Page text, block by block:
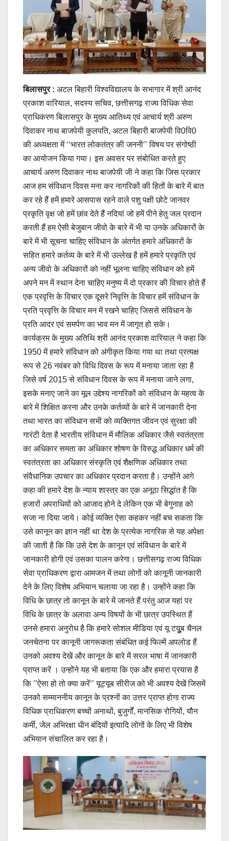
बिलासपुर : अटल बिहारी विश्वविद्यालय के सभागार में श्री आनंद
प्रकाश वारियाल, सदस्य सचिव, छत्तीसगढ़ राज्य विधिक सेवा
प्राधिकरण बिलासपुर के मुख्य आतिथ्य एवं आचार्य श्री अरुण
दिवाकर नाथ बाजपेयी कुलपति, अटल बिहारी बाजपेयी वि0वि0
की अध्यक्षता में ‘‘भारत लोकतंत्र की जननी’’ विषय पर संगोष्ठी
का आयोजन किया गया। इस अवसर पर संबोधित करते हुए
आचार्य अरुण दिवाकर नाथ बाजपेयी जी ने कहा कि जिस प्रकार
आज हम संविधान दिवस मना कर नागरिकों की हितों के बारे में बात
कर रहे हैं हमें हमारे आसपास रहने वाले पशु पक्षी छोटे जानवर
प्रकृति वृक्ष जो हमें छांव देते हैं नदियां जो हमें पीने हेतु जल प्रदान
करती हैं हम ऐसी बेजुबान जीवो के बारे में भी या उनके अधिकारों के
बारे में भी सूचना चाहिए संविधान के अंतर्गत हमारे अधिकारों के
सहित हमारे कर्तव्य के बारे में भी उल्लेख है हमें हमारे प्रकृति एवं
अन्य जीवो के अधिकारों को नहीं भूलना चाहिए संविधान को हमें
अपने मन में स्थान देना चाहिए मनुष्य में दो प्रकार की विचार होते हैं
एक प्रवृत्ति के विचार एक दूसरे निवृत्ति के विचार हमें संविधान के
प्रति प्रवृत्ति के विचार मन में रखने चाहिए जिससे संविधान के
प्रति आदर एवं समर्पण का भाव मन में जागृत हो सके।
कार्यक्रम के मुख्य अतिथि श्री आनंद प्रकाश वारियाल ने कहा कि
1950 में हमारे संविधान को अंगीकृत किया गया था तथा प्रत्यक्ष
रूप से 26 नवंबर को विधि दिवस के रूप में मनाया जाता रहा है
जिसे वर्ष 2015 से संविधान दिवस के रूप में मनाया जाने लगा,
इसके मनाए जाने का मूल उद्देश्य नागरिकों को संविधान के महत्व के
बारे में शिक्षित करना और उनके कर्तव्यों के बारे में जानकारी देना
तथा भारत का संविधान सभी को व्यक्तिगत जीवन एवं सुरक्षा की
गारंटी देता है भारतीय संविधान में मौलिक अधिकार जैसे स्वतंत्रता
का अधिकार समता का अधिकार शोषण के विरुद्ध अधिकार धर्म की
स्वतंत्रता का अधिकार संस्कृति एवं शैक्षणिक अधिकार तथा
संवैधानिक उपचार का अधिकार प्रदान करता है। उन्होंने आगे
कहा की हमारे देश के न्याय शास्त्र का एक अनूठा सिद्धांत है कि
हजारों अपराधियों को आजाद होने दे लेकिन एक भी बेगुनाह को
सजा ना दिया जाये। कोई व्यक्ति ऐसा कहकर नहीं बच सकता कि
उसे कानून का ज्ञान नहीं था देश के प्रत्येक नागरिक से यह अपेक्षा
की जाती है कि कि उसे देश के कानून एवं संविधान के बारे में
जानकारी होगी एवं उसका पालन करेगा। छत्तीसगढ़ राज्य विधिक
सेवा प्राधिकरण द्वारा आमजन में तथा लोगों को कानूनी जानकारी
देने के लिए विशेष अभियान चलाया जा रहा है। उन्होंने कहा कि
विधि के छात्र तो कानून के बारे में जानते हैं परंतु आज यहां पर
विधि के छात्र के अलावा अन्य विषयों के भी छात्र उपस्थित हैं
उनसे हमारा अनुरोध है कि हमारे सोशल मीडिया एवं यू टयूुब चैनल
जनचेतना पर कानूनी जागरूकता संबंधित कई फिल्में अपलोड हैं
उनको अवश्य देखें और कानून के बारे में सरल भाषा में जानकारी
प्राप्त करें । उन्होंने यह भी बताया कि एक और हमारा प्रयास है
कि ’’ऐसा हो तो क्या करें’’ यूट्यूब सीरीज को भी अवश्य देखें जिसमें
उनको सम्माननीय कानून के प्रश्नों का उत्तर प्राप्त होगा राज्य
विधिक प्राधिकरण बच्चों अनाथों, बुजुर्गों, मानसिक रोगियों, यौन
कर्मी, जेल अभिरक्षा धीन बंदियों इत्यादि लोगों के लिए भी विशेष
अभियान संचालित कर रहा है।